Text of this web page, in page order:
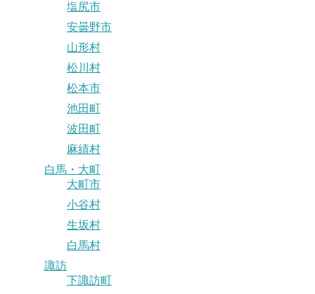
塩尻市
安曇野市
山形村
松川村
松本市
池田町
波田町
麻績村
白馬・大町
大町市
小谷村
生坂村
白馬村
諏訪
下諏訪町